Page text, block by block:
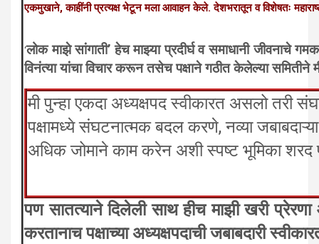
एकमुखाने, काहींनी प्रत्यक्ष भेटून मला आवाहन केले. देशभरातून व विशेषतः
‘लोक माझे सांगाती’ हेच माझ्या प्रदीर्घ व समाधानी जीवनाचे
विनंत्या यांचा विचार करून तसेच पक्षाने गठीत केलेल्या समितीने
मी पुन्हा एकदा अध्यक्षपद स्वीकारत असलो तरी
पक्षामध्ये संघटनात्मक बदल करणे, नव्या
अधिक जोमाने काम करेन अशी स्पष्ट भूमिका शरद
पण सातत्याने दिलेली साथ हीच माझी खरी
करतानाच पक्षाच्या अध्यक्षपदाची जबाबदारी